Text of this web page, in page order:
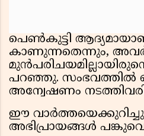
പെൺകുട്ടി
കാണുന്നതെന്നും,
പറഞ്ഞു. സംഭവത്തിൽ
അന്വേഷണം
ഈ
അഭിപ്രായങ്ങൾ